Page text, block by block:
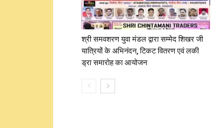
श्री समवशरण युवा मंडल द्वारा सम्मेद शिखर जी
यात्रियों के अभिनंदन, टिकट वितरण एवं लकी
ड्रा समारोह का आयोजन